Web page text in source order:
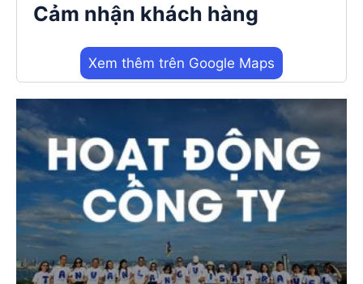
Cảm nhận khách hàng
Xem thêm trên Google Maps